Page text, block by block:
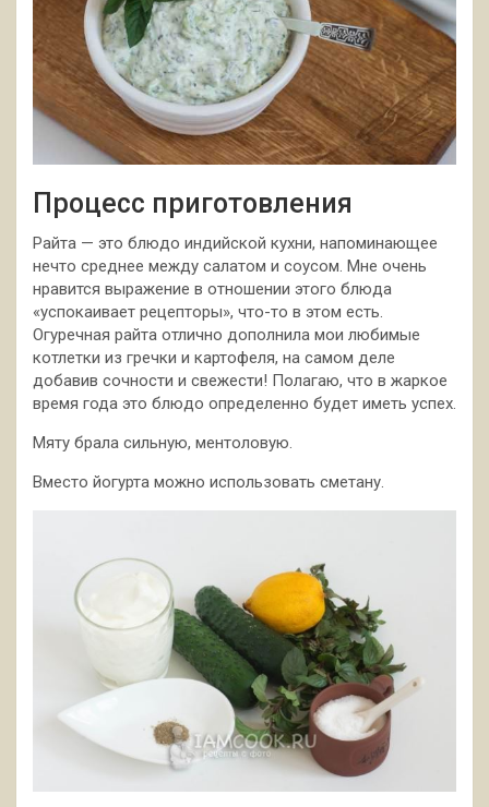
Процесс приготовления
Райта — это блюдо индийской кухни, напоминающее
нечто среднее между салатом и соусом. Мне очень
нравится выражение в отношении этого блюда
«успокаивает рецепторы», что-то в этом есть.
Огуречная райта отлично дополнила мои любимые
котлетки из гречки и картофеля, на самом деле
добавив сочности и свежести! Полагаю, что в жаркое
время года это блюдо определенно будет иметь успех.
Мяту брала сильную, ментоловую.
Вместо йогурта можно использовать сметану.